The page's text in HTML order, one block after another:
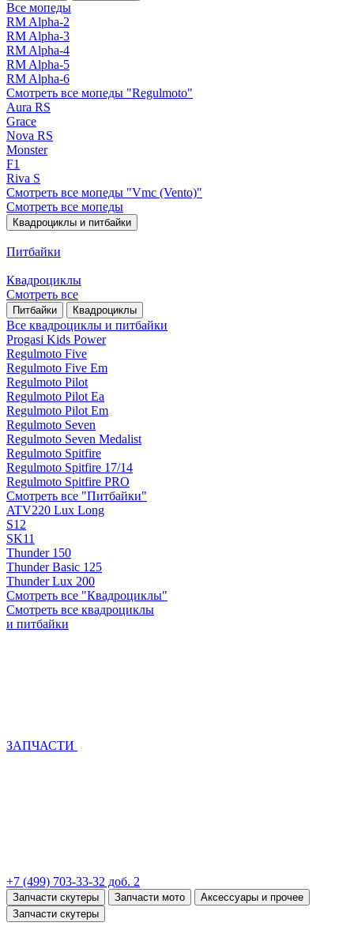
Все мопеды
RM Alpha-2
RM Alpha-3
RM Alpha-4
RM Alpha-5
RM Alpha-6
Смотреть все мопеды "Regulmoto"
Aura RS
Grace
Nova RS
Monster
F1
Riva S
Смотреть все мопеды "Vmc (Vento)"
Смотреть все мопеды
Квадроциклы и питбайки
Питбайки
Квадроциклы
Смотреть все
Питбайки Квадроциклы
Все квадроциклы и питбайки
Progasi Kids Power
Regulmoto Five
Regulmoto Five Em
Regulmoto Pilot
Regulmoto Pilot Ea
Regulmoto Pilot Em
Regulmoto Seven
Regulmoto Seven Medalist
Regulmoto Spitfire
Regulmoto Spitfire 17/14
Regulmoto Spitfire PRO
Смотреть все "Питбайки"
ATV220 Lux Long
S12
SK11
Thunder 150
Thunder Basic 125
Thunder Lux 200
Смотреть все "Квадроциклы"
Смотреть все квадроциклы
и питбайки
ЗАПЧАСТИ
+7 (499) 703-33-32 доб. 2
Запчасти скутеры Запчасти мото
Аксессуары и прочее
Запчасти скутеры